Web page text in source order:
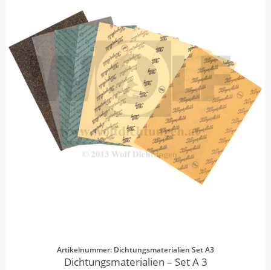
Artikelnummer: Dichtungsmaterialien Set A3
Dichtungsmaterialien – Set A 3